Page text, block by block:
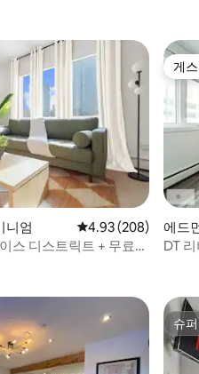
니엄 평점 4.93점(5점 만
4.93 (208)
스 디스트릭트 + 무료
게
게
에드
DT
슈
슈